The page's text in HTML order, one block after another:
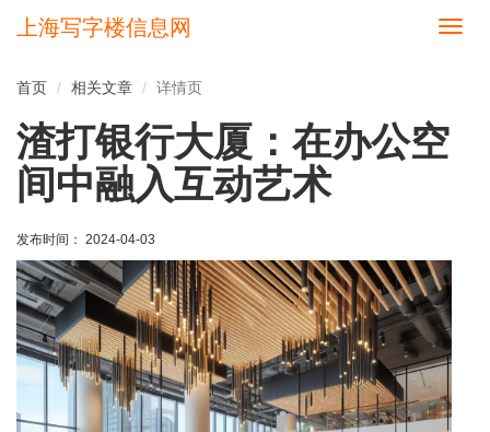
切
上海写字楼信息网
首页 相关文章 详情页
渣打银行大厦：在办公空
间中融入互动艺术
发布时间： 2024-04-03